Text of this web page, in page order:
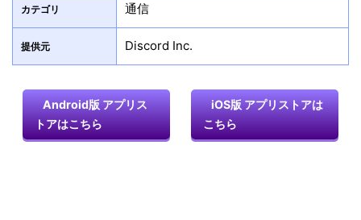
カテゴリ 通信
提供元 Discord Inc.
Android版 アプリス
トアはこちら
iOS版 アプリストアは
こちら